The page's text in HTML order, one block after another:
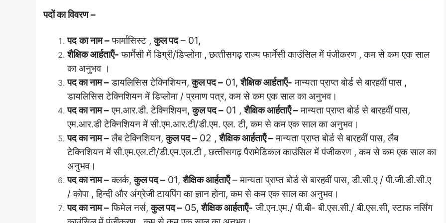
पदों का विवरण –
पद का नाम –फार्मासिस्‍ट ,कुल पद– 01,
शैक्षिक आर्हताऍं- फार्मेसी में डिग्री/डिप्‍लोमा , छत्‍तीसगढ़ राज्‍य फार्मेसी काउंसिल में पंजीकरण , कम से कम एक साल
का अनुभव ।
पद का नाम –डायलिसिस टेक्‍निशियन,कुल पद – 01,शैक्षिक आर्हताऍं- मान्‍यता प्राप्‍त बोर्ड से बारहवीं पास ,
डायलिसिस टेक्‍निशियन में डिप्‍लोमा / प्रमाण पत्र, कम से कम एक साल का अनुभव।
पद का नाम –एम.आर.डी. टेक्‍निशियन,कुल पद – 01 ,शैक्षिक आर्हताऍं –मान्‍यता प्राप्‍त बोर्ड से बारहवीं पास,
एम.आर.डी टेक्‍निशियन में सी.एम.आर.टी/डी.एम. एल. टी, कम से कम एक साल का अनुभव।
पद का नाम –लैब टेक्‍निशियन,कुल पद – 02 ,शैक्षिक आर्हताऍं –मान्‍यता प्राप्‍त बोर्ड से बारहवीं पास, लैब
टेक्‍निशियन में सी.एम.एल.टी/डी.एम.एल.टी , छत्‍तीसगढ़ पैरामेडिकल काउंसिल में पंजीकरण , कम से कम एक साल का
अनुभव।
पद का नाम –क्‍लर्क,कुल पद – 01,शैक्षिक आर्हताऍं– मान्‍यता प्राप्‍त बोर्ड से बारहवीं पास, डी.सी.ए / पी.जी.डी.सी.ए
/ कोपा , हिन्‍दी और अंग्रेजी टायपिंग का ज्ञान होना, कम से कम एक साल का अनुभव।
पद का नाम –फिमेल नर्स,कुल पद – 05,शैक्षिक आर्हताऍं- जी.एन.एम./ पी.बी- बी.एस.सी./ बी.एस.सी, स्‍टाफ नर्सिंग